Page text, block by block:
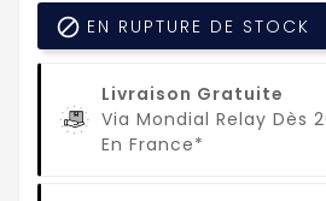
 EN RUPTURE DE STOCK
Livraison Gratuite
Via Mondial Relay Dès
En France*